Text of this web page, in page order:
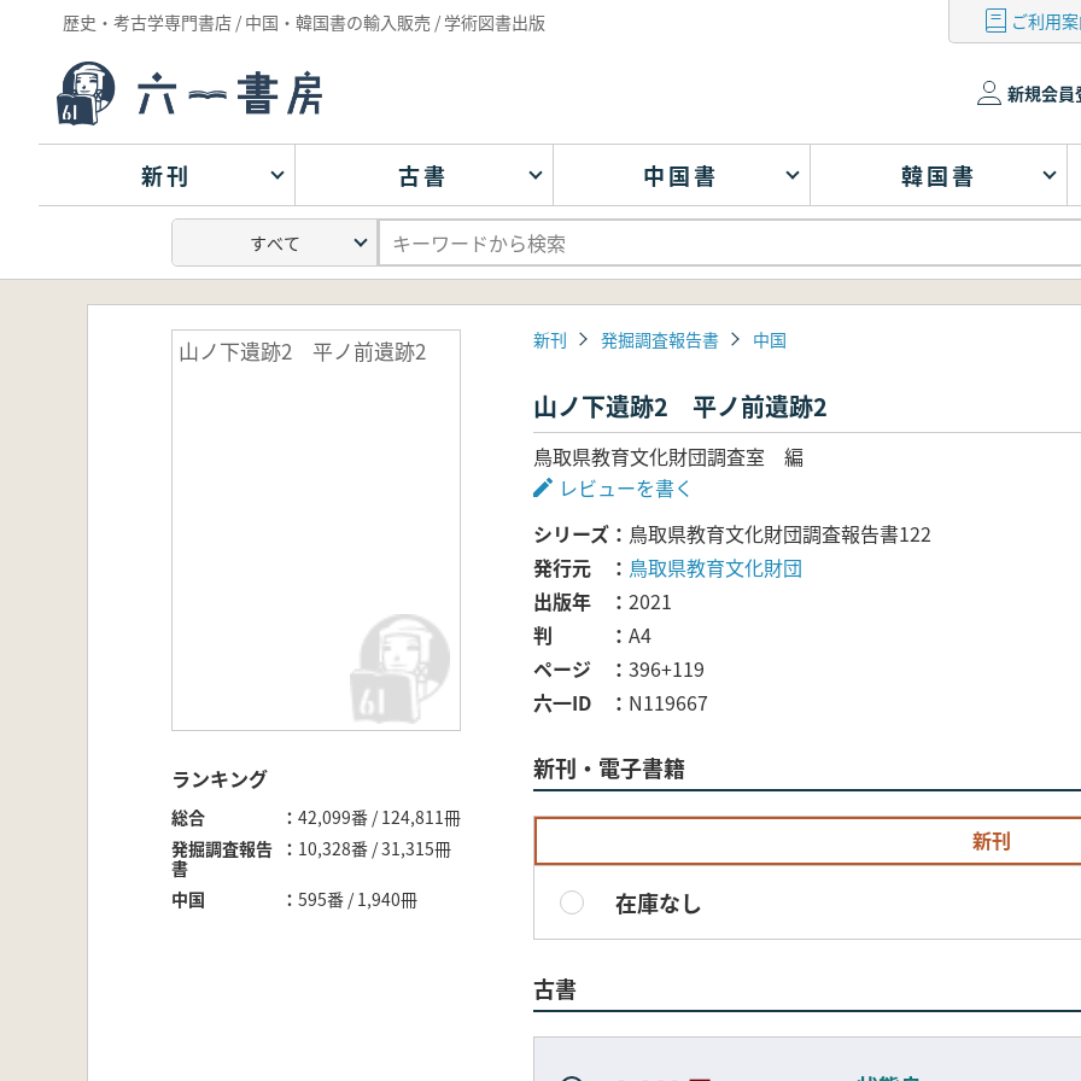
歴史・考古学専門書店 / 中国・韓国書の輸入販売 / 学術図書出版 ご利用
新規会員
新刊 古書 中国書 韓国書
山ノ下遺跡2 平ノ前遺跡2
ランキング
総合
42,099番 / 124,811冊
発掘調査報告
書
10,328番 / 31,315冊
中国 595番 / 1,940冊
新刊 発掘調査報告書 中国
山ノ下遺跡2 平ノ前遺跡2
鳥取県教育文化財団調査室 編
レビューを書く
シリーズ
鳥取県教育文化財団調査報告書122
発行元
鳥取県教育文化財団
出版年
2021
判
A4
ページ
396+119
六一ID
N119667
新刊・電子書籍
新刊
在庫なし
古書